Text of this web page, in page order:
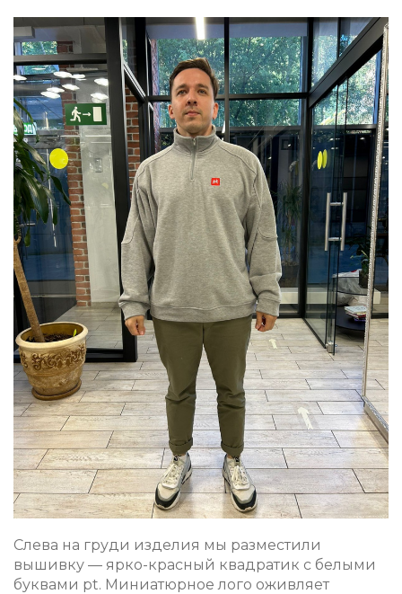
Слева на груди изделия мы разместили
вышивку — ярко-красный квадратик с белыми
буквами pt. Миниатюрное лого оживляет